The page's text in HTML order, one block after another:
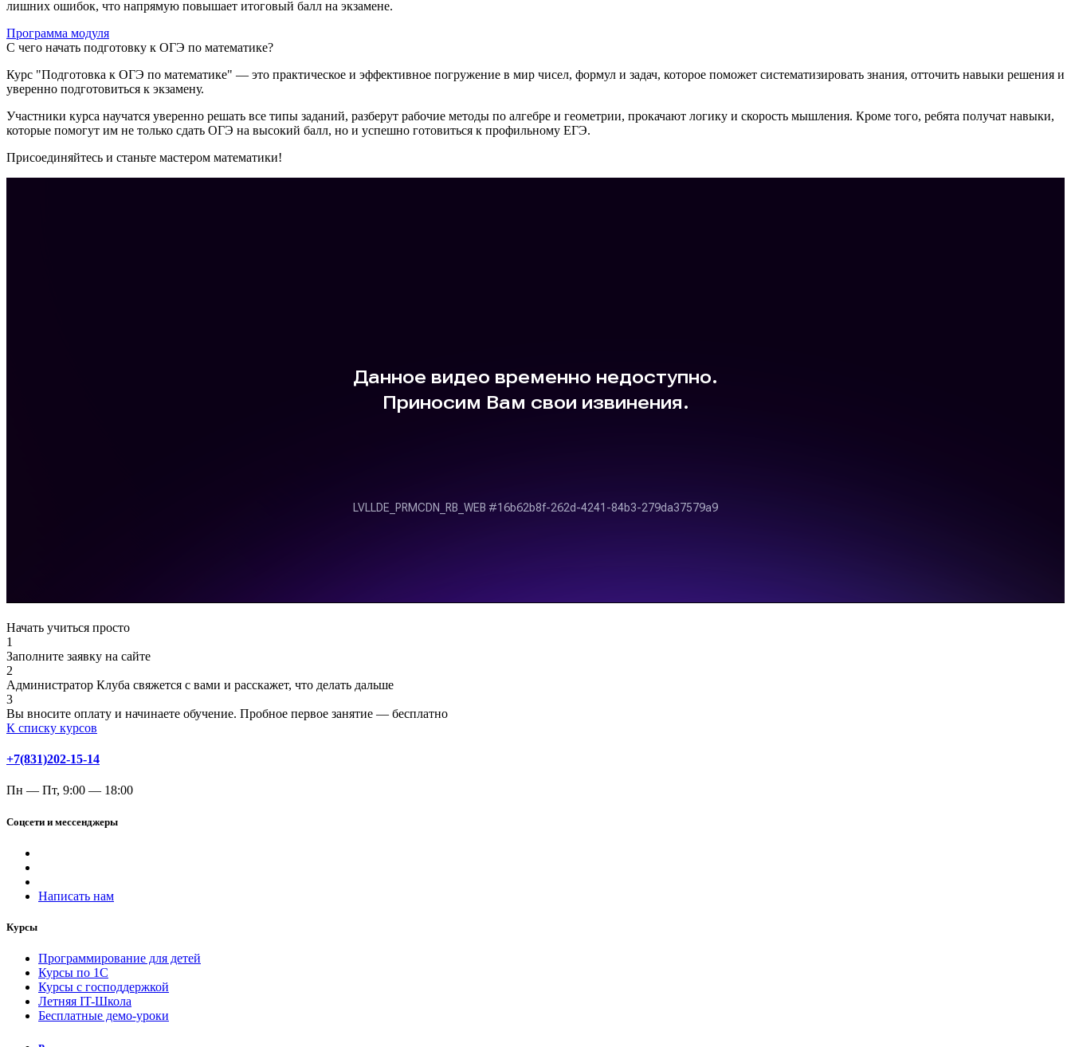
лишних ошибок, что напрямую повышает итоговый балл на экзамене.
Программа модуля
С чего начать подготовку к ОГЭ по математике?
Курс "Подготовка к ОГЭ по математике" — это практическое и эффективное погружение в мир чисел, формул и задач, которое поможет систематизировать знания, отточить навыки решения и
уверенно подготовиться к экзамену.
Участники курса научатся уверенно решать все типы заданий, разберут рабочие методы по алгебре и геометрии, прокачают логику и скорость мышления. Кроме того, ребята получат навыки,
которые помогут им не только сдать ОГЭ на высокий балл, но и успешно готовиться к профильному ЕГЭ.
Присоединяйтесь и станьте мастером математики!
Начать учиться просто
1
Заполните заявку на сайте
2
Администратор Клуба свяжется с вами и расскажет, что делать дальше
3
Вы вносите оплату и начинаете обучение. Пробное первое занятие — бесплатно
К списку курсов
+7(831)202-15-14
Пн — Пт, 9:00 — 18:00
Соцсети и мессенджеры
Написать нам
Курсы
Программирование для детей
Курсы по 1С
Курсы с господдержкой
Летняя IT-Школа
Бесплатные демо-уроки